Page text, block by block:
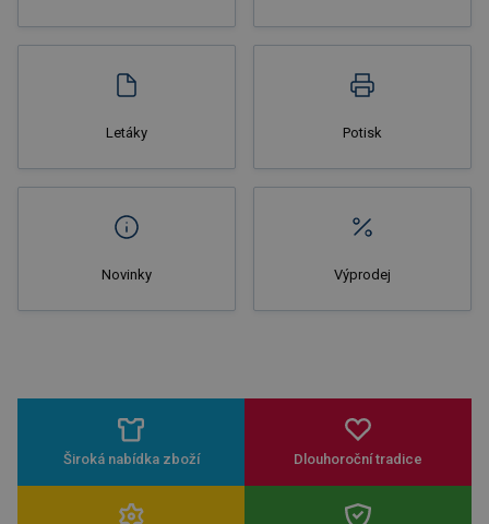
Letáky Potisk
Novinky Výprodej
Široká nabídka zboží Dlouhoroční tradice